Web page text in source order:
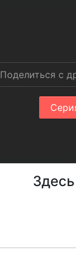
Поделиться с